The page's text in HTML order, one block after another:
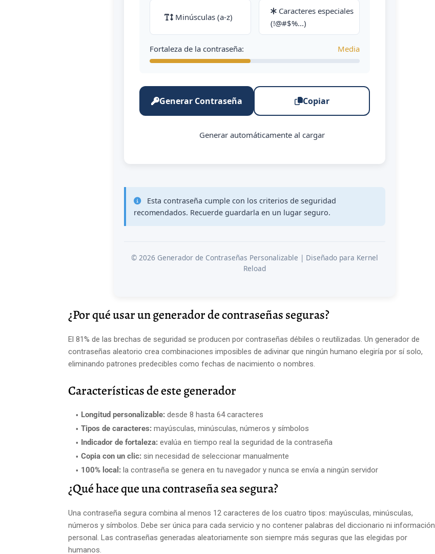
Minúsculas (a-z)
Caracteres especiales
(!@#$%...)
Fortaleza de la contraseña: Media
Generar Contraseña Copiar
Generar automáticamente al cargar
Esta contraseña cumple con los criterios de seguridad
recomendados. Recuerde guardarla en un lugar seguro.
© 2026 Generador de Contraseñas Personalizable | Diseñado para Kernel
Reload
¿Por qué usar un generador de contraseñas seguras?
El 81% de las brechas de seguridad se producen por contraseñas débiles o reutilizadas. Un generador de
contraseñas aleatorio crea combinaciones imposibles de adivinar que ningún humano elegiría por sí solo,
eliminando patrones predecibles como fechas de nacimiento o nombres.
Características de este generador
Longitud personalizable: desde 8 hasta 64 caracteres
Tipos de caracteres: mayúsculas, minúsculas, números y símbolos
Indicador de fortaleza: evalúa en tiempo real la seguridad de la contraseña
Copia con un clic: sin necesidad de seleccionar manualmente
100% local: la contraseña se genera en tu navegador y nunca se envía a ningún servidor
¿Qué hace que una contraseña sea segura?
Una contraseña segura combina al menos 12 caracteres de los cuatro tipos: mayúsculas, minúsculas,
números y símbolos. Debe ser única para cada servicio y no contener palabras del diccionario ni información
personal. Las contraseñas generadas aleatoriamente son siempre más seguras que las elegidas por
humanos.